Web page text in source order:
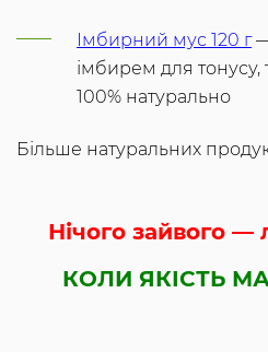
Імбирний мус 120 г—
імбирем для тонусу,
100% натурально
Більше натуральних
Нічого зайвого —
КОЛИ ЯКІСТЬ